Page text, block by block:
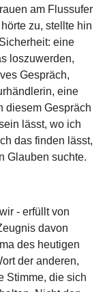
am Flussufer
zu, stellte hin
eine
loszuwerden,
Gespräch,
eine
diesem Gespräch
lässt, wo ich
das finden lässt,
Glauben suchte.
- erfüllt von
davon
des heutigen
der anderen,
Stimme, die sich